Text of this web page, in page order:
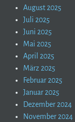
August 2025
Juli 2025
Juni 2025
Mai 2025
April 2025
März 2025
Februar 2025
Januar 2025
Dezember 2024
November 2024